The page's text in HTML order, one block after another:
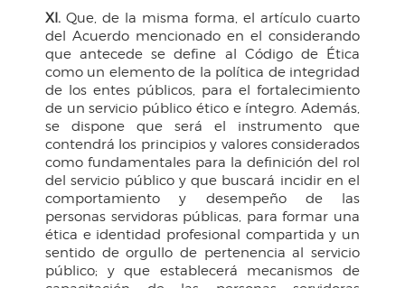
XI. Que, de la misma forma, el artículo cuarto
del Acuerdo mencionado en el considerando
que antecede se define al Código de Ética
como un elemento de la política de integridad
de los entes públicos, para el fortalecimiento
de un servicio público ético e íntegro. Además,
se dispone que será el instrumento que
contendrá los principios y valores considerados
como fundamentales para la definición del rol
del servicio público y que buscará incidir en el
comportamiento y desempeño de las
personas servidoras públicas, para formar una
ética e identidad profesional compartida y un
sentido de orgullo de pertenencia al servicio
público; y que establecerá mecanismos de